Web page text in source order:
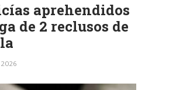
aprehendidos
de 2 reclusos de